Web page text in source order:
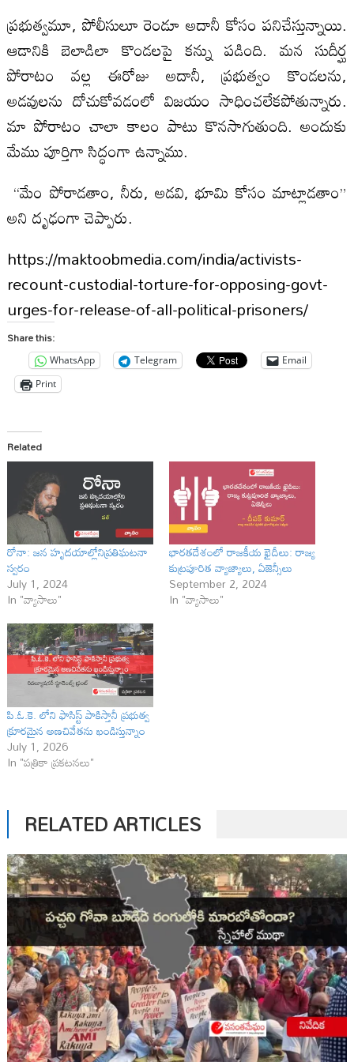
ప్రభుత్వమూ, పోలీసులూ రెండూ అదానీ కోసం పనిచేస్తున్నాయి.
ఆడానికి బెలాడిలా కొండలపై కన్ను పడింది. మన సుదీర్ఘ
పోరాటం వల్ల ఈరోజు అదానీ, ప్రభుత్వం కొండలను,
అడవులను దోచుకోవడంలో విజయం సాధించలేకపోతున్నారు.
మా పోరాటం చాలా కాలం పాటు కొనసాగుతుంది. అందుకు
మేము పూర్తిగా సిద్ధంగా ఉన్నాము.
“మేం పోరాడతాం, నీరు, అడవి, భూమి కోసం మాట్లాడతాం”
అని దృఢంగా చెప్పారు.
https://maktoobmedia.com/india/activists-
recount-custodial-torture-for-opposing-govt-
urges-for-release-of-all-political-prisoners/
Share this:
WhatsApp Telegram
Email
Print
Related
రోనా: జన హృదయాల్లోనిప్రతిఘటనా
స్వరం
July 1, 2024
In "వ్యాసాలు"
భారతదేశంలో రాజకీయ ఖైదీలు: రాజ్య
కుట్రపూరిత వ్యాజ్యాలు, ఏజెన్సీలు
September 2, 2024
In "వ్యాసాలు"
పి.ఓ.కె. లోని ఫాసిస్ట్ పాకిస్తానీ ప్రభుత్వ
క్రూరమైన అణచివేతను ఖండిస్తున్నాం
July 1, 2026
In "పత్రికా ప్రకటనలు"
RELATED ARTICLES